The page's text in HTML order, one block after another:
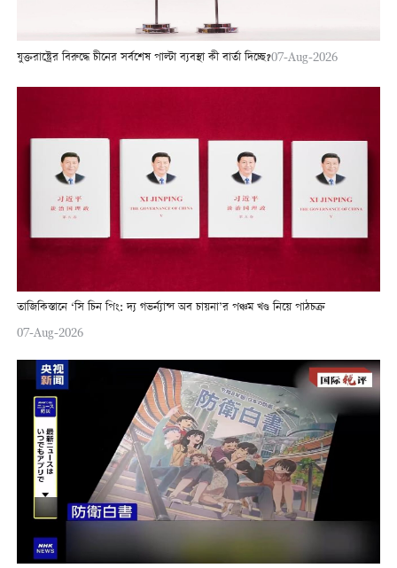
যুক্তরাষ্ট্রের বিরুদ্ধে চীনের সর্বশেষ পাল্টা ব্যবস্থা কী বার্তা দিচ্ছে?07-Aug-2026
তাজিকিস্তানে ‘সি চিন পিং: দ্য গভর্ন্যান্স অব চায়না’র পঞ্চম খণ্ড নিয়ে পাঠচক্র
07-Aug-2026